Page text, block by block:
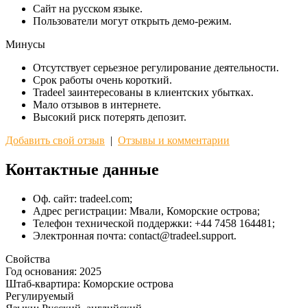
Сайт на русском языке.
Пользователи могут открыть демо-режим.
Минусы
Отсутствует серьезное регулирование деятельности.
Срок работы очень короткий.
Tradeel заинтересованы в клиентских убытках.
Мало отзывов в интернете.
Высокий риск потерять депозит.
Добавить свой отзыв | Отзывы и комментарии
Контактные данные
Оф. сайт: tradeel.com;
Адрес регистрации: Мвали, Коморские острова;
Телефон технической поддержки: +44 7458 164481;
Электронная почта: contact@tradeel.support.
Свойства
Год основания: 2025
Штаб-квартира: Коморские острова
Регулируемый